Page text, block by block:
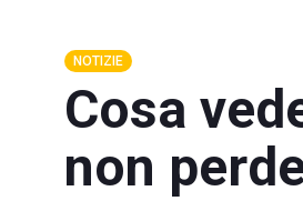
NOTIZIE
Cosa
non